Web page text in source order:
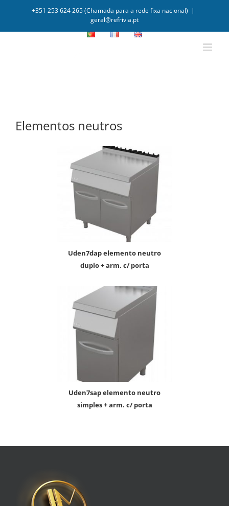
+351 253 624 265 (Chamada para a rede fixa nacional) |
geral@refrivia.pt
Elementos neutros
uden7dap elemento neutro
duplo + arm. c/ porta
uden7sap elemento neutro
simples + arm. c/ porta